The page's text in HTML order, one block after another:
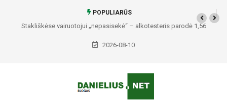
POPULIARŪS
Stakliškėse vairuotojui „nepasisekė“ – alkotesteris parodė 1,56
2026-08-10